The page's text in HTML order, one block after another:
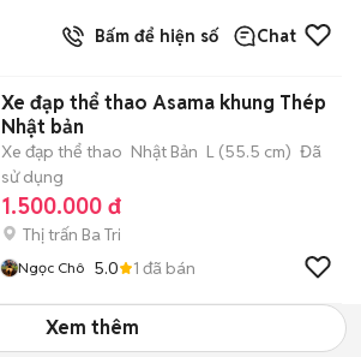
Bấm để hiện số Chat
Xe đạp thể thao Asama khung Thép
Nhật bản
Xe đạp thể thao Nhật Bản L (55.5 cm) Đã
sử dụng
1.500.000 đ
Thị trấn Ba Tri
Ngọc Chô 5.0 1 đã bán
Xem thêm